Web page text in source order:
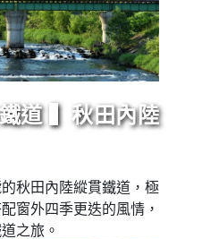
道 ▍秋田內陸
秋田內陸縱貫鐵道，極
窗外四季更迭的風情，
之旅。